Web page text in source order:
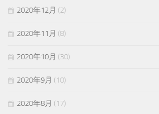
2020年12月 (2)
2020年11月 (8)
2020年10月 (30)
2020年9月 (10)
2020年8月 (17)